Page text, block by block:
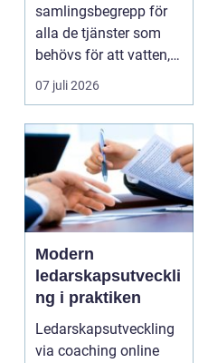
samlingsbegrepp för
alla de tjänster som
behövs för att vatten,
värme och avlopp ...
07 juli 2026
Modern
ledarskapsutveckli
ng i praktiken
Ledarskapsutveckling
via coaching online